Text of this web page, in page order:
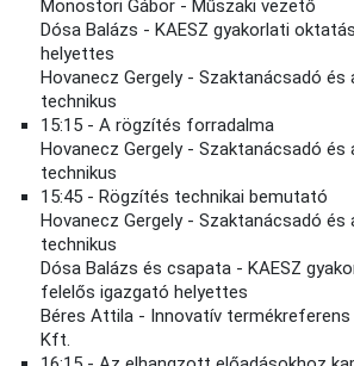
Monostori Gábor - Műszaki vezető
Dósa Balázs - KAESZ gyakorlati
helyettes
Hovanecz Gergely - Szaktanácsadó és
technikus
15:15 - A rögzítés forradalma
Hovanecz Gergely - Szaktanácsadó és
technikus
15:45 - Rögzítés technikai bemutató
Hovanecz Gergely - Szaktanácsadó és
technikus
Dósa Balázs és csapata - KAESZ
felelős igazgató helyettes
Béres Attila - Innovatív termékreferens
Kft.